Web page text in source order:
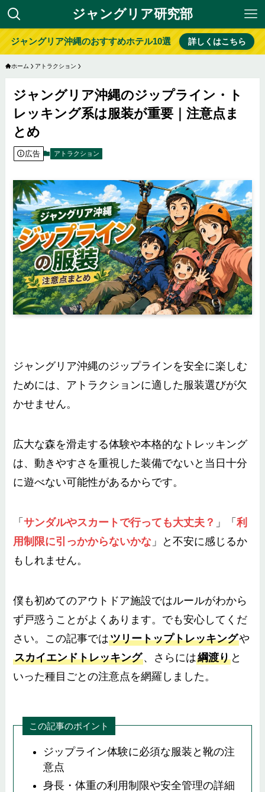
ジャングリア研究部
ジャングリア沖縄のおすすめホテル10選 詳しくはこちら
ホーム アトラクション
ジャングリア沖縄のジップライン・ト
レッキング系は服装が重要｜注意点ま
とめ
広告 アトラクション
ジャングリア沖縄のジップラインを安全に楽しむ
ためには、アトラクションに適した服装選びが欠
かせません。
広大な森を滑走する体験や本格的なトレッキング
は、動きやすさを重視した装備でないと当日十分
に遊べない可能性があるからです。
「サンダルやスカートで行っても大丈夫？ 」「利
用制限に引っかからないかな 」と不安に感じるか
もしれません。
僕も初めてのアウトドア施設ではルールがわから
ず戸惑うことがよくあります。でも安心してくだ
さい。この記事ではツリートップトレッキングや
スカイエンドトレッキング、さらには綱渡り と
いった種目ごとの注意点を網羅しました。
この記事のポイント
ジップライン体験に必須な服装と靴の注
意点
身長・体重の利用制限や安全管理の詳細